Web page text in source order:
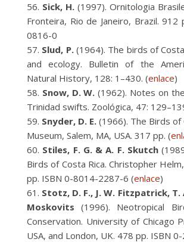
Sick, H. (1997). Ornitologia
Fronteira, Rio de Janeiro, Brazil. 912
0816-0
Slud, P.(1964). The birds of
and ecology. Bulletin of the
Natural History, 128: 1–430. (enlace)
Snow, D. W. (1962). Notes on
Trinidad swifts. Zoológica, 47:
Snyder, D. E. (1966). The Birds of
Museum, Salem, MA, USA. 317 pp. (
Stiles, F. G. & A. F. Skutch
Birds of Costa Rica. Christopher
pp. ISBN 0-8014-2287-6 (enlace)
Stotz, D. F., J. W. Fitzpatrick, T.
Moskovits (1996). Neotropical
Conservation. University of Chicago
USA, and London, UK. 478 pp. ISBN